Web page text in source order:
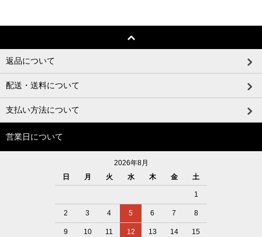
返品について
配送・送料について
支払い方法について
営業日について
2026年8月
日
月 火 水 木 金 土
1
2 3 4 5 6 7 8
9 10 11 12 13 14 15